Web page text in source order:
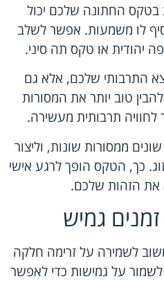
בטקס החתונה שלכם יכול
לו משמעות. אפשר לשלב
יהודית או טקס תה סיני.
התרבותי שלכם, אלא גם
טוב יותר את המסורות
תרבותית מעשירה.
ממסורות שונות, וליצור
כך, הטקס הופך לרגע אישי
את הזהות שלכם.
גמיש
לשמירה על זרימה חלקה
על גמישות כדי לאפשר